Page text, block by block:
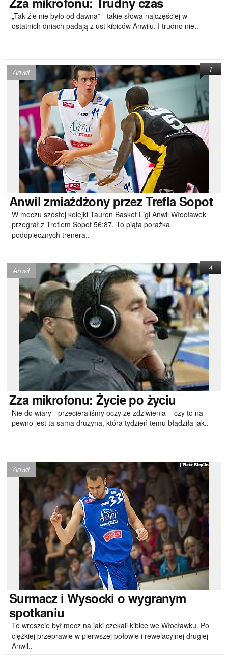
„Tak źle nie było od dawna” - takie słowa najczęściej w
ostatnich dniach padają z ust kibiców Anwilu. I trudno nie..
Anwil
Anwil zmiażdżony przez Trefla Sopot
W meczu szóstej kolejki Tauron Basket Ligi Anwil Włocławek
przegrał z Treflem Sopot 56:87. To piąta porażka
podopiecznych trenera..
1
Anwil
Zzamikrofonu: Życie po życiu
Nie do wiary - przecieraliśmy oczy ze zdziwienia – czy to na
pewno jest ta sama drużyna, która tydzień temu błądziła jak..
4
Anwil
Surmaczi Wysocki o wygranym
spotkaniu
To wreszcie był mecz na jaki czekali kibice we Włocławku. Po
ciężkiej przeprawie w pierwszej połowie i rewelacyjnej drugiej
Anwil..